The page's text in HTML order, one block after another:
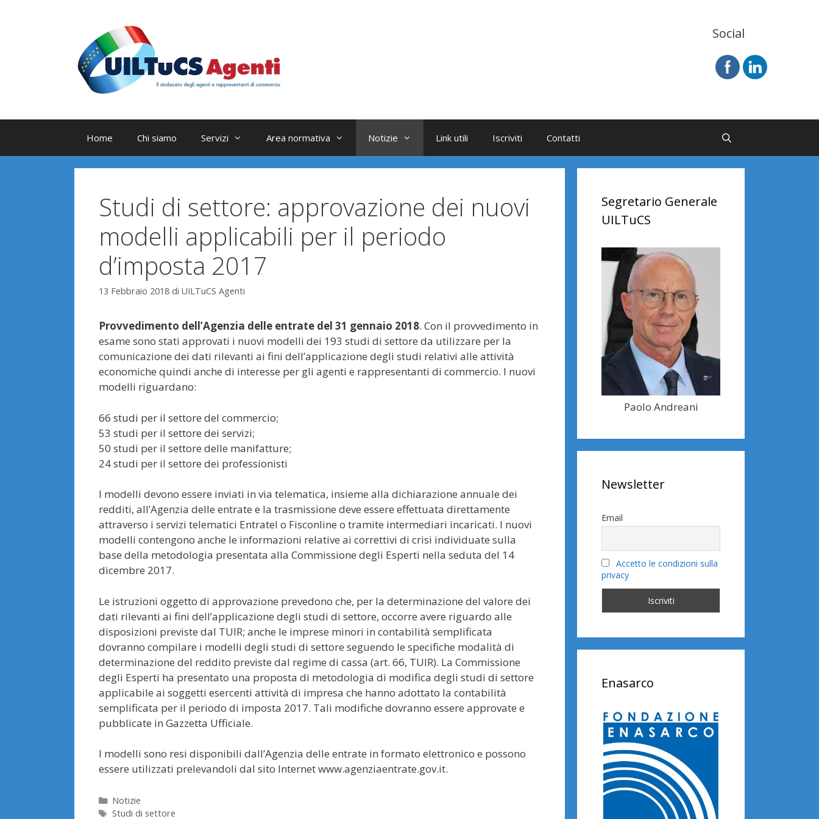
Social
Home Chi siamo Servizi Area normativa Notizie Link utili Iscriviti Contatti
Studi di settore: approvazione dei nuovi
modelli applicabili per il periodo
d’imposta 2017
13 Febbraio 2018 di UILTuCS Agenti
Provvedimento dell’Agenzia delle entrate del 31 gennaio 2018. Con il provvedimento in
esame sono stati approvati i nuovi modelli dei 193 studi di settore da utilizzare per la
comunicazione dei dati rilevanti ai fini dell’applicazione degli studi relativi alle attività
economiche quindi anche di interesse per gli agenti e rappresentanti di commercio. I nuovi
modelli riguardano:
66 studi per il settore del commercio;
53 studi per il settore dei servizi;
50 studi per il settore delle manifatture;
24 studi per il settore dei professionisti
I modelli devono essere inviati in via telematica, insieme alla dichiarazione annuale dei
redditi, all’Agenzia delle entrate e la trasmissione deve essere effettuata direttamente
attraverso i servizi telematici Entratel o Fisconline o tramite intermediari incaricati. I nuovi
modelli contengono anche le informazioni relative ai correttivi di crisi individuate sulla
base della metodologia presentata alla Commissione degli Esperti nella seduta del 14
dicembre 2017.
Le istruzioni oggetto di approvazione prevedono che, per la determinazione del valore dei
dati rilevanti ai fini dell’applicazione degli studi di settore, occorre avere riguardo alle
disposizioni previste dal TUIR; anche le imprese minori in contabilità semplificata
dovranno compilare i modelli degli studi di settore seguendo le specifiche modalità di
determinazione del reddito previste dal regime di cassa (art. 66, TUIR). La Commissione
degli Esperti ha presentato una proposta di metodologia di modifica degli studi di settore
applicabile ai soggetti esercenti attività di impresa che hanno adottato la contabilità
semplificata per il periodo di imposta 2017. Tali modifiche dovranno essere approvate e
pubblicate in Gazzetta Ufficiale.
I modelli sono resi disponibili dall’Agenzia delle entrate in formato elettronico e possono
essere utilizzati prelevandoli dal sito Internet www.agenziaentrate.gov.it.
Categorie
Notizie
Tag
Studi di settore
Segretario Generale
UILTuCS
Paolo Andreani
Newsletter
Email
Accetto le condizioni sulla
privacy
Enasarco